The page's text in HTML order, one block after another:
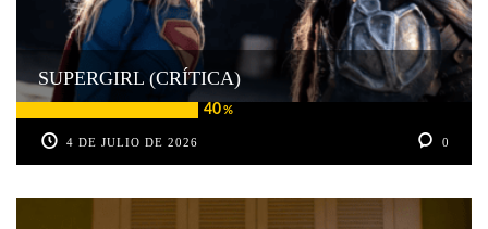
40%
SUPERGIRL (CRÍTICA)
4 DE JULIO DE 2026 0